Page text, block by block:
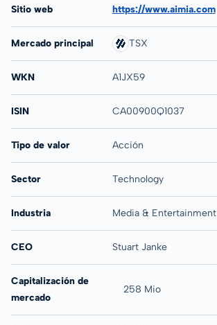
Sitio web https://www.aimia.com
Mercado principal TSX
WKN A1JX59
ISIN CA00900Q1037
Tipo de valor Acción
Sector Technology
Industria Media & Entertainment
CEO Stuart Janke
Capitalización de
mercado
258 Mio